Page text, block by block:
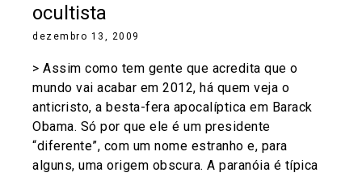
ocultista
dezembro 13, 2009
> Assim como tem gente que acredita que o
mundo vai acabar em 2012, há quem veja o
anticristo, a besta-fera apocalíptica em Barack
Obama. Só por que ele é um presidente
“diferente”, com um nome estranho e, para
alguns, uma origem obscura. A paranóia é típica